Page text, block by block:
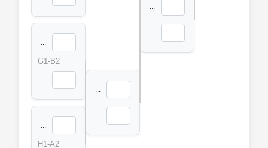
...
G1-B2
...
...
H1-A2
...
...
...
...